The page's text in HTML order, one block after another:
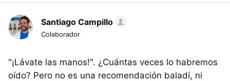
Santiago Campillo
Colaborador
"¡Lávate las manos!". ¿Cuántas veces lo habremos
oído? Pero no es una recomendación baladí, ni